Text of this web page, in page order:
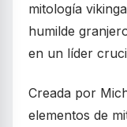
mitología
humilde
en un líder
Creada por
elementos de